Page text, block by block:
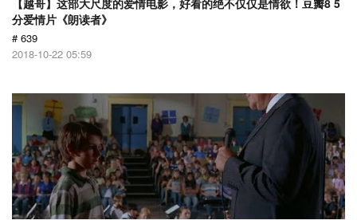
【越哥】这部大尺度的爱情电影，好看的绝不仅仅是情欲！豆瓣8 5
分爱情片《朗读者》
# 639
2018-10-22 05:59